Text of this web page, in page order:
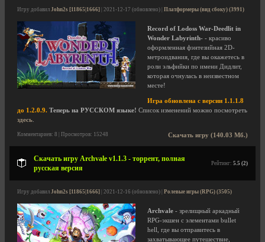
Игру добавил John2s [11865|1666] | 2021-12-17 (обновлено) | Платформеры (вид сбоку) (3991)
Record of Lodoss War-Deedlit in
Wonder Labyrinth- - красиво
оформленная фэнтезийная 2D-
метроидвания, где вы окажетесь в
роли эльфийки по имени Дидлит,
которая очнулась в неизвестном
месте!
Игра обновлена с версии 1.1.1.8
до 1.2.0.9. Теперь на РУССКОМ языке! Список изменений можно посмотреть
здесь
Скачать игру (140.03 Мб.)
Комментариев: 8 | Просмотров: 15248
Скачать игру Archvale v1.1.3 - торрент, полная
русская версия
Рейтинг: 5.5 (2)
Игру добавил John2s [11865|1666] | 2021-12-16 (обновлено) | Ролевые игры (RPG) (3505)
Archvale - зрелищный аркадный
RPG-экшен с элементами bullet
hell, где вы отправитесь в
захватывающее путешествие,